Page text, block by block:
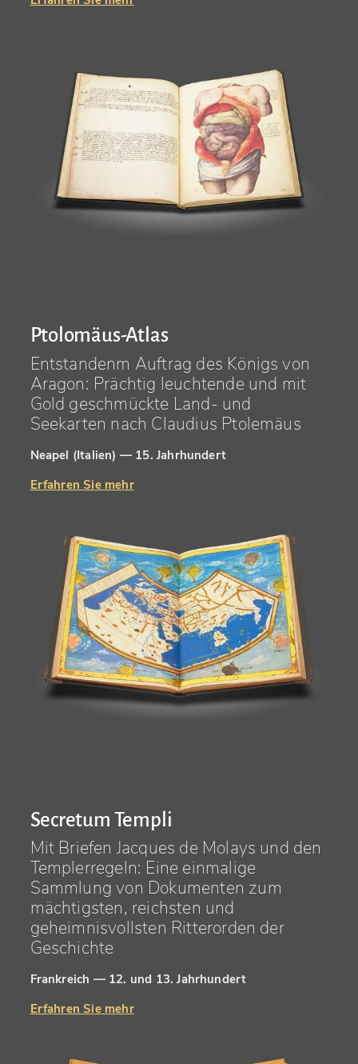
Ptolomäus-Atlas
Entstandenm Auftrag des Königs von
Aragon: Prächtig leuchtende und mit
Gold geschmückte Land- und
Seekarten nach Claudius Ptolemäus
Neapel (Italien) — 15. Jahrhundert
Erfahren Sie mehr
Secretum Templi
Mit Briefen Jacques de Molays und den
Templerregeln: Eine einmalige
Sammlung von Dokumenten zum
mächtigsten, reichsten und
geheimnisvollsten Ritterorden der
Geschichte
Frankreich — 12. und 13. Jahrhundert
Erfahren Sie mehr